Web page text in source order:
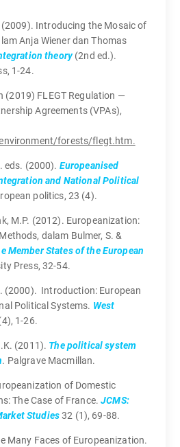
(2009). Introducing the Mosaic of
Anja Wiener dan Thomas
theory(2nd ed.).
1-24.
(2019) FLEGT Regulation —
Agreements (VPAs),
forests/flegt.htm.
eds. (2000). Europeanised
and National Political
politics, 23 (4).
M.P. (2012). Europeanization:
dalam Bulmer, S. &
Member States of the European
Press, 32-54.
(2000). Introduction: European
Political Systems. West
1-26.
(2011). The political system
. Palgrave Macmillan.
of Domestic
The Case of France.JCMS:
Studies32 (1), 69-88.
Many Faces of Europeanization.